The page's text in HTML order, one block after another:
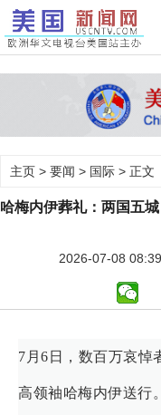
主页 > 要闻 > 国际 > 正文
哈梅内伊葬礼：两国五
2026-07-08
7月6日，数百万哀悼
高领袖哈梅内伊送行